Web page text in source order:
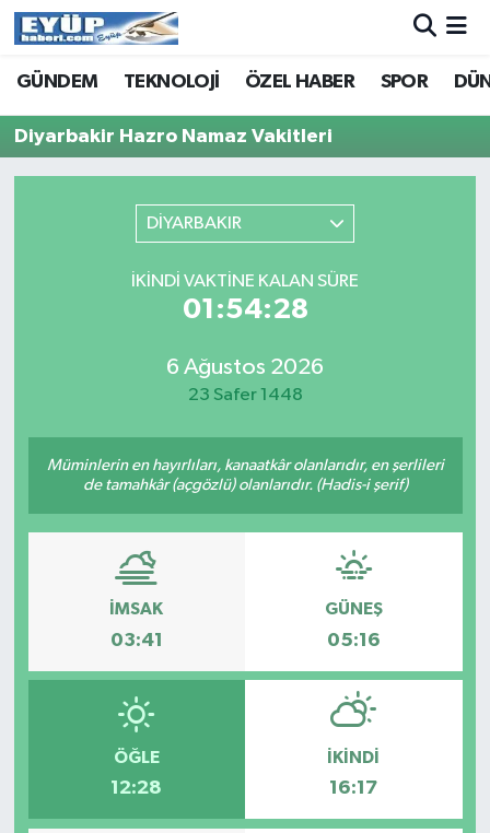
GÜNDEM TEKNOLOJİ ÖZEL HABER SPOR
Diyarbakir Hazro Namaz Vakitleri
DİYARBAKIR
İKINDI VAKTINE KALAN SÜRE
01:54:28
6 Ağustos 2026
23 Safer 1448
Müminlerin en hayırlıları, kanaatkâr olanlarıdır, en şerlileri
de tamahkâr (açgözlü) olanlarıdır. (Hadis-i şerif)
İMSAK
03:41
GÜNEŞ
05:16
ÖĞLE
12:28
İKINDI
16:17